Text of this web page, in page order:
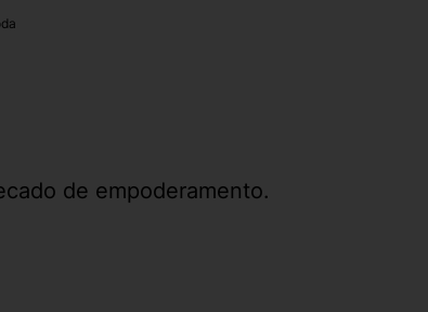
de empoderamento.